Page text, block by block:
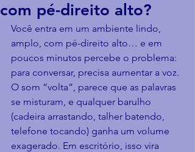
com pé-direito alto?
Você entra em um ambiente lindo,
amplo, com pé-direito alto… e em
poucos minutos percebe o problema:
para conversar, precisa aumentar a voz.
O som “volta”, parece que as palavras
se misturam, e qualquer barulho
(cadeira arrastando, talher batendo,
telefone tocando) ganha um volume
exagerado. Em escritório, isso vira